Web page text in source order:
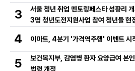
3
서울 청년 취업 멘토링페스타 성황리
3명 청년도전지원사업 참여 청년들 현
4 이마트, 4분기 '가격역주행' 이벤트 시
5
보건복지부, 감염병 환자 요양급여 본
법령 개정